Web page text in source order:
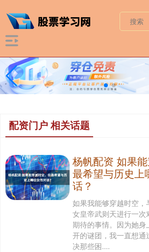
配资门户 相关话题
杨帆配资 如果
最希望与历史上
话？
如果我能够穿越时空
女皇帝武则天进行一
期待的事情。因为她
开的谜团，我一直想
决那些困....